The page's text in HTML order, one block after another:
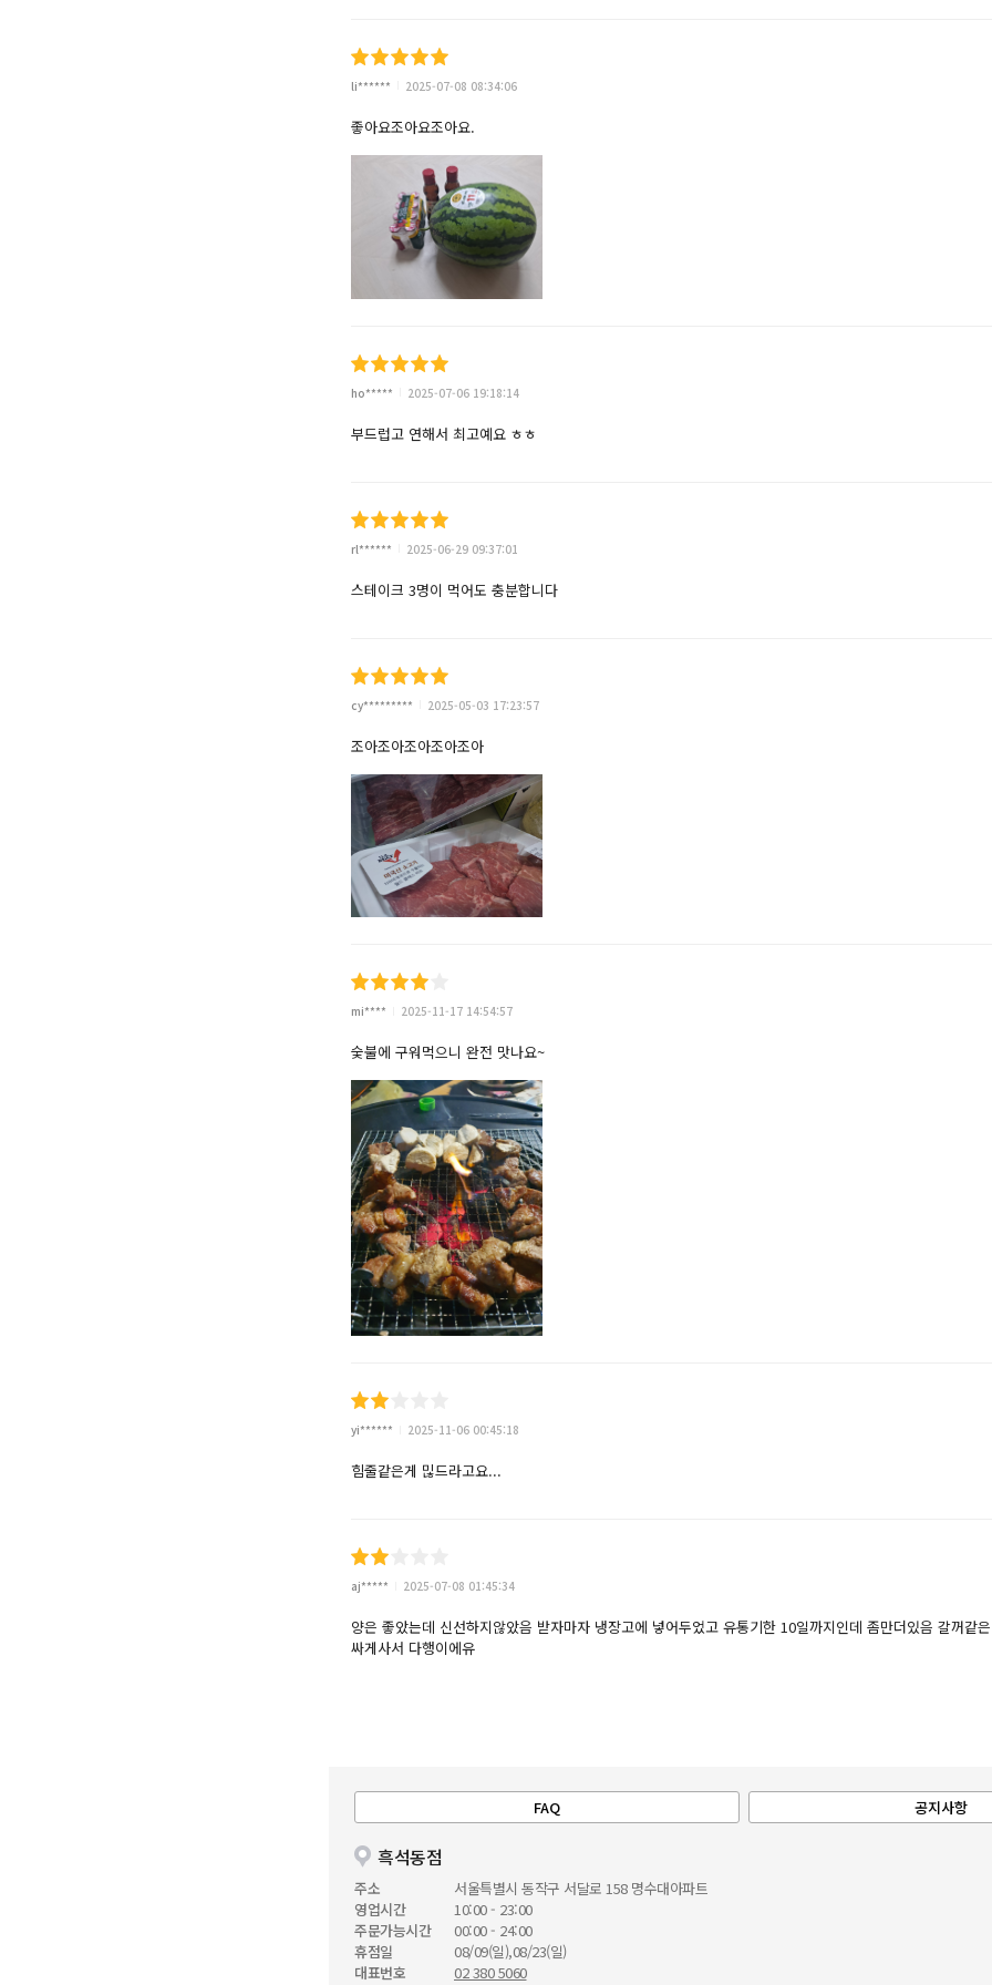
li****** 2025-07-08 08:34:06
좋아요조아요조아요.
ho***** 2025-07-06 19:18:14
부드럽고 연해서 최고예요 ㅎㅎ
rl****** 2025-06-29 09:37:01
스테이크 3명이 먹어도 충분합니다
cy********* 2025-05-03 17:23:57
조아조아조아조아조아
mi**** 2025-11-17 14:54:57
숯불에 구워먹으니 완전 맛나요~
yi****** 2025-11-06 00:45:18
힘줄같은게 믾드라고요...
aj***** 2025-07-08 01:45:34
양은 좋았는데 신선하지않았음 받자마자 냉장고에 넣어두었고 유통기한 10일까지인데 좀만더있음 갈꺼같
싸게사서 다행이에유
FAQ 공지사항
흑석동점
주소
서울특별시 동작구 서달로 158 명수대아파트
영업시간
10:00 - 23:00
주문가능시간
00:00 - 24:00
휴점일
08/09(일),08/23(일)
대표번호
02 380 5060